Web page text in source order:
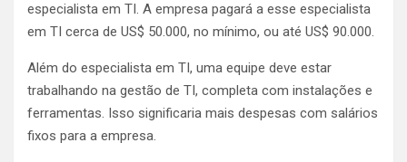
especialista em TI. A empresa pagará a esse especialista
em TI cerca de US$ 50.000, no mínimo, ou até US$ 90.000.
Além do especialista em TI, uma equipe deve estar
trabalhando na gestão de TI, completa com instalações e
ferramentas. Isso significaria mais despesas com salários
fixos para a empresa.